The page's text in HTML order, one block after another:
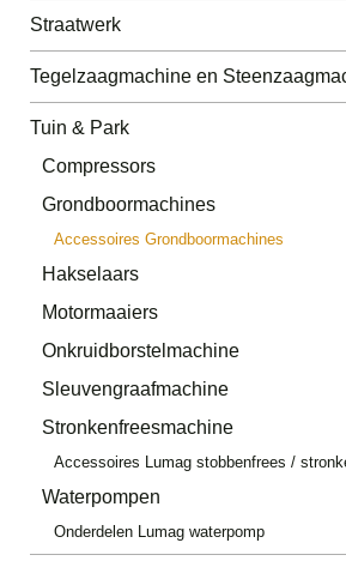
Straatwerk
Tegelzaagmachine en
Tuin & Park
Compressors
Grondboormachines
Accessoires Grondboormachines
Hakselaars
Motormaaiers
Onkruidborstelmachine
Sleuvengraafmachine
Stronkenfreesmachine
Accessoires Lumag stobbenfrees /
Waterpompen
Onderdelen Lumag waterpomp